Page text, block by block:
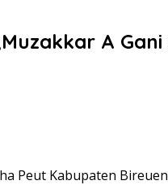
A
Peut Kabupaten